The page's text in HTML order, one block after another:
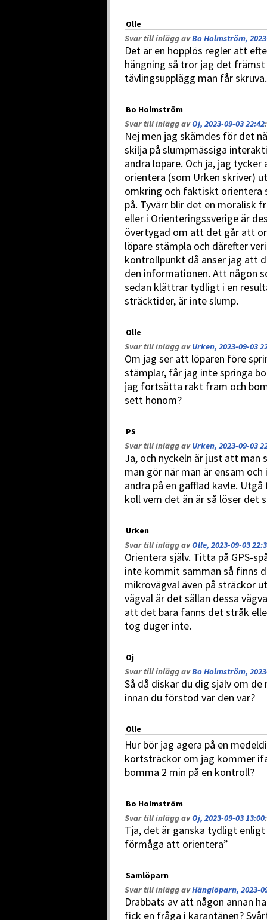
Olle
Svar till inlägg avBo Holmström,
Det är en hopplös regler att
hängning så tror jag det
tävlingsupplägg man får skruva.
Bo Holmström
Svar till inlägg avOj, 2023-09-03 22:42:
Nej men jag skämdes för det
skilja på slumpmässiga
andra löpare. Och ja, jag
orientera (som Urken skriver)
omkring och faktiskt orientera
på. Tyvärr blir det en moralisk
eller i Orienteringssverige är
övertygad om att det går att
löpare stämpla och därefter
kontrollpunkt då anser jag att
den informationen. Att någon
sedan klättrar tydligt i en
sträcktider, är inte slump.
Olle
Svar till inlägg avUrken, 2023-09-03
Om jag ser att löparen före
stämplar, får jag inte springa
jag fortsätta rakt fram och
sett honom?
PS
Svar till inlägg avUrken, 2023-09-03
Ja, och nyckeln är just att
man gör när man är ensam
andra på en gafflad kavle.
koll vem det än är så löser det
Urken
Svar till inlägg avOlle, 2023-09-03
Orientera själv. Titta på GPS-
inte kommit samman så finns
mikrovägval även på sträckor
vägval är det sällan dessa
att det bara fanns det stråk
tog duger inte.
Oj
Svar till inlägg avBo Holmström,
Så då diskar du dig själv om
innan du förstod var den var?
Olle
Hur bör jag agera på en
kortsträckor om jag kommer
bomma 2 min på en kontroll?
Bo Holmström
Svar till inlägg avOj, 2023-09-03 13:00:
Tja, det är ganska tydligt
förmåga att orientera”
Samlöparn
Svar till inlägg avHänglöparn, 2023-
Drabbats av att någon annan
fick en fråga i karantänen?